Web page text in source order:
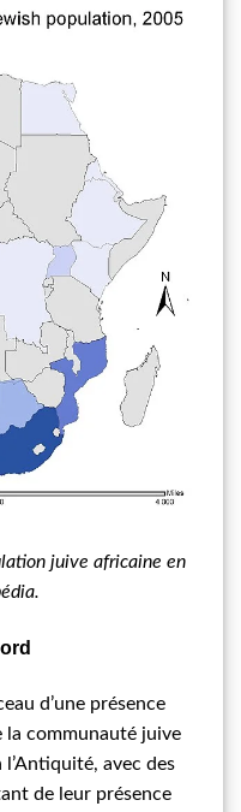
juive africaine en
d’une présence
la communauté juive
avec des
de leur présence